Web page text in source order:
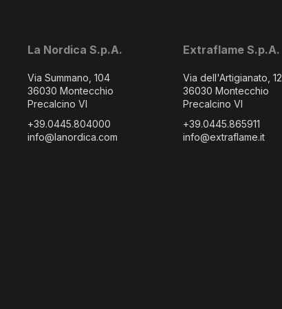
La Nordica S.p.A.
Via Summano, 104
36030 Montecchio
Precalcino VI
+39.0445.804000
info@lanordica.com
Extraflame S.p.A.
Via dell'Artigianato, 12
36030 Montecchio
Precalcino VI
+39.0445.865911
info@extraflame.it